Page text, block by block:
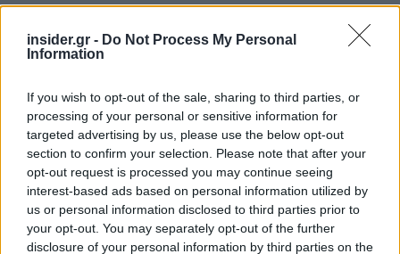
insider.gr - Do Not Process My Personal
Information
If you wish to opt-out of the sale, sharing to third parties, or
processing of your personal or sensitive information for
targeted advertising by us, please use the below opt-out
section to confirm your selection. Please note that after your
opt-out request is processed you may continue seeing
interest-based ads based on personal information utilized by
us or personal information disclosed to third parties prior to
your opt-out. You may separately opt-out of the further
disclosure of your personal information by third parties on the
Πηγή: ΑΠΕ-ΜΠΕ
Ακολουθήστε τοinsider.gr στο Google Newsκαι μάθετε
πρώτοι όλες τιςειδήσειςαπό την Ελλάδα και τον κόσμο.